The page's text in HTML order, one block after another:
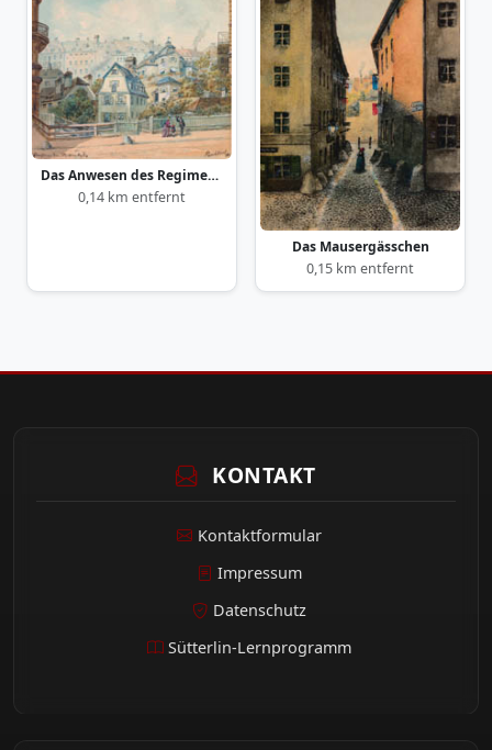
Das Anwesen des Regimentsarztes Hirschinger
0,14 km entfernt
Das Mausergässchen
0,15 km entfernt
KONTAKT
Kontaktformular
Impressum
Datenschutz
Sütterlin-Lernprogramm